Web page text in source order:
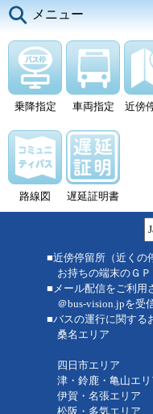
メニュー
乗降指定 車両指定 近傍
路線図 遅延証明書
■近傍停留所（近くの
お持ちの端末のＧＰ
■メール配信をご利用
＠bus-vision.jpを受
■バスの運行に関する
桑名エリア ：
：八風バ
四日市エリア ：
津・鈴鹿・亀山エ
伊賀・名張エリ
松阪・多気エリ